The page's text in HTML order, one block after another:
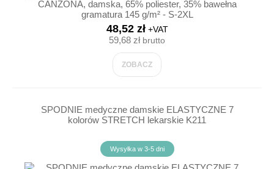
48,52 zł+VAT
59,68 złbrutto
ZOBACZ
SPODNIE medyczne damskie ELASTYCZNE 7
kolorów STRETCH lekarskie K211
Wysyłka w 3-5 dni